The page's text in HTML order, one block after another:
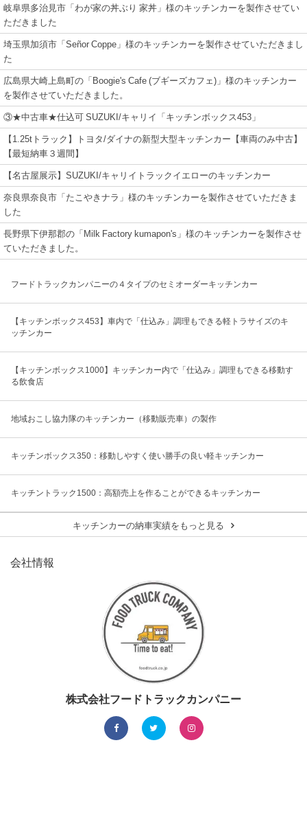
岐阜県多治見市「わが家の丼ぶり 家丼」様のキッチンカーを製作させてい
ただきました
埼玉県加須市「Señor Coppe」様のキッチンカーを製作させていただきまし
た
広島県大崎上島町の「Boogie's Cafe (ブギーズカフェ)」様のキッチンカー
を製作させていただきました。
③★中古車★仕込可 SUZUKI/キャリイ「キッチンボックス453」
【1.25tトラック】トヨタ/ダイナの新型大型キッチンカー【車両のみ中古】
【最短納車３週間】
【名古屋展示】SUZUKI/キャリイトラックイエローのキッチンカー
奈良県奈良市「たこやきナラ」様のキッチンカーを製作させていただきま
した
長野県下伊那郡の「Milk Factory kumapon's」様のキッチンカーを製作させ
ていただきました。
フードトラックカンパニーの４タイプのセミオーダーキッチンカー
【キッチンボックス453】車内で「仕込み」調理もできる軽トラサイズのキ
ッチンカー
【キッチンボックス1000】キッチンカー内で「仕込み」調理もできる移動す
る飲食店
地域おこし協力隊のキッチンカー（移動販売車）の製作
キッチンボックス350：移動しやすく使い勝手の良い軽キッチンカー
キッチントラック1500：高額売上を作ることができるキッチンカー
キッチンカーの納車実績をもっと見る
会社情報
株式会社フードトラックカンパニー